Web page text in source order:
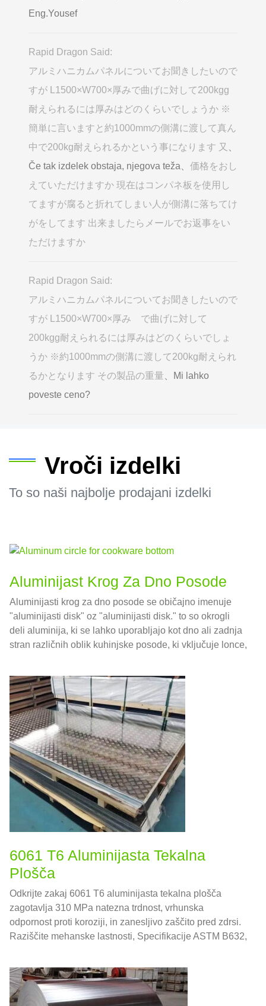
Eng.Yousef
Rapid Dragon Said:
アルミハニカムパネルについてお聞きしたいので
すが L1500×W700×厚みで曲げに対して200kgg
耐えられるには厚みはどのくらいでしょうか ※
簡単に言いますと約1000mmの側溝に渡して真ん
中で200kg耐えられるかという事になります 又
Če tak izdelek obstaja, njegova teža、 価格をおし
えていただけますか 現在はコンパネ板を使用し
てますが腐ると折れてしまい人が側溝に落ちてけ
がをしてます 出来ましたらメールでお返事をい
ただけますか
Rapid Dragon Said:
アルミハニカムパネルについてお聞きしたいので
すが L1500×W700×厚み で曲げに対して
200kgg耐えられるには厚みはどのくらいでしょ
うか ※約1000mmの側溝に渡して200kg耐えられ
るかとなります その製品の重量 、Mi lahko
poveste ceno?
Vroči izdelki
To so naši najbolje prodajani izdelki
Aluminijast Krog Za Dno Posode
Aluminijasti krog za dno posode se običajno imenuje
"aluminijasti disk" oz "aluminijasti disk." to so okrogli
deli aluminija, ki se lahko uporabljajo kot dno ali zadnja
stran različnih oblik kuhinjske posode, ki vključuje lonce,
6061 T6 Aluminijasta Tekalna
Plošča
Odkrijte zakaj 6061 T6 aluminijasta tekalna plošča
zagotavlja 310 MPa natezna trdnost, vrhunska
odpornost proti koroziji, in zanesljivo zaščito pred zdrsi.
Raziščite mehanske lastnosti, Specifikacije ASTM B632,